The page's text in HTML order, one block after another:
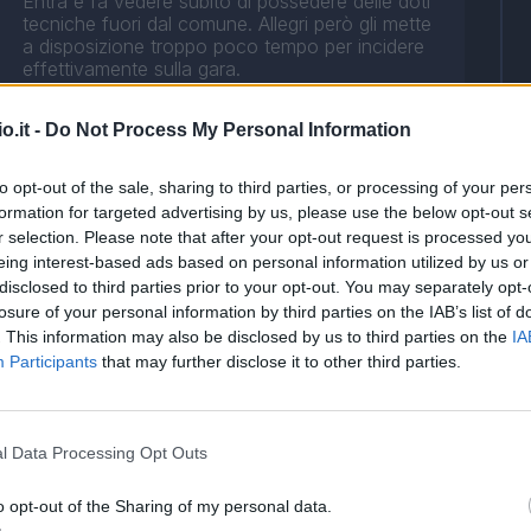
- Do Not Process My Personal Information
opt-out of the sale, sharing to third parties, or processing of your
for targeted advertising by us, please use the below opt-out
selection. Please note that after your opt-out request is processed
interest-based ads based on personal information utilized by us
to third parties prior to your opt-out. You may separately
of your personal information by third parties on the IAB’s list of
This information may also be disclosed by us to third parties on the
Participants that may further disclose it to other third parties.
Data Processing Opt Outs
opt-out of the Sharing of my personal data.
tecniche fuori dal comune. Allegri però gli mette
a disposizione troppo poco tempo per incidere
effettivamente sulla gara.
Nel primo tempo si sgancia troppo dalla sua
zona di competenza, finendo con il calpestare
più volte i piedi a Douglas Costa. Nella seconda
frazione subisce la partenza a tutto gas del
Chievo finendo con il farsi prendere in mezzo.
Lui ci prova mettendoci la consueta grinta, ma i
mezzi tecnici sono al di sotto di quelli dei
compagni.
fisico come Matuidi gli permette una maggiore
libertà. Il bosniaco illumina nel primo tempo,
trovando diverse giocate che mettono in